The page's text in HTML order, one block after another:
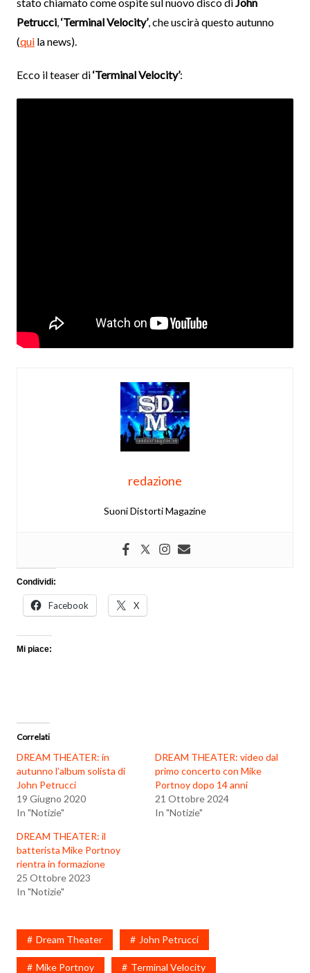
Petrucci,‘Terminal Velocity’, che uscirà questo autunno
(quila news).
Ecco il teaser di‘Terminal Velocity’:
redazione
Suoni Distorti Magazine
Condividi:
Facebook X
Mi piace:
Correlati
DREAM THEATER: in
autunno l’album solista di
John Petrucci
19 Giugno 2020
In "Notizie"
DREAM THEATER: video dal
primo concerto con Mike
Portnoy dopo 14 anni
21 Ottobre 2024
In "Notizie"
DREAM THEATER: il
batterista Mike Portnoy
rientra in formazione
25 Ottobre 2023
In "Notizie"
Dream Theater John Petrucci
Mike Portnoy Terminal Velocity